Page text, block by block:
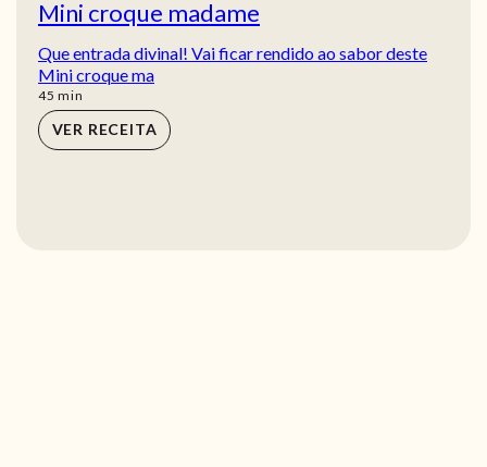
Mini croque madame
Que entrada divinal! Vai ficar rendido ao sabor deste
Mini croque ma
45 min
min
VER RECEITA